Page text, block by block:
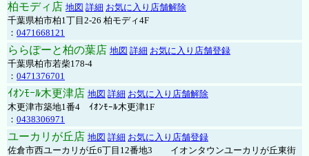
柏モディ店 地図 詳細 お気に入り店舗解除
千葉県柏市柏1丁目2-26 柏モディ4F
： 0471668121
ららぽーと柏の葉店 地図 詳細 お気に入り店舗登録
千葉県柏市若柴178-4
： 0471376701
ｲｵﾝﾓｰﾙ木更津店 地図 詳細 お気に入り店舗解除
木更津市築地1番4 ｲｵﾝﾓｰﾙ木更津1F
： 0438306971
ユーカリが丘店 地図 詳細 お気に入り店舗登録
佐倉市西ユーカリが丘6丁目12番地3 イオンタウンユーカリが丘東街